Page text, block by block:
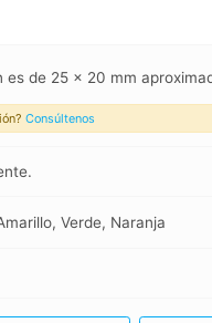
es de 25 x 20 mm
Consúltenos
Verde, Naranja